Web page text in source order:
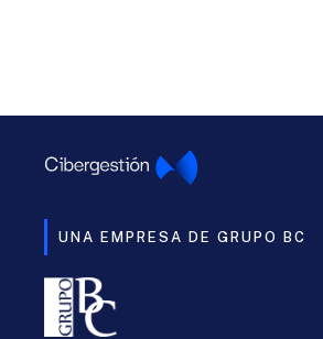
UNA EMPRESA DE GRUPO BC